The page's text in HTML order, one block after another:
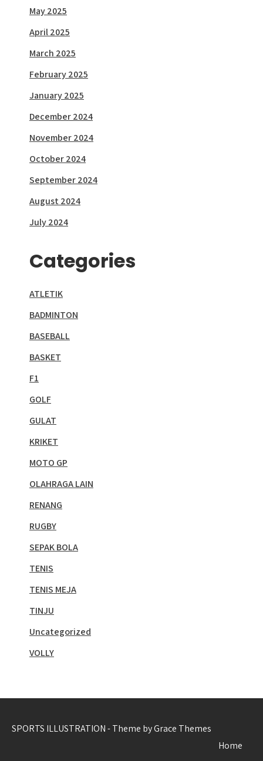
May 2025
April 2025
March 2025
February 2025
January 2025
December 2024
November 2024
October 2024
September 2024
August 2024
July 2024
Categories
ATLETIK
BADMINTON
BASEBALL
BASKET
F1
GOLF
GULAT
KRIKET
MOTO GP
OLAHRAGA LAIN
RENANG
RUGBY
SEPAK BOLA
TENIS
TENIS MEJA
TINJU
Uncategorized
VOLLY
SPORTS ILLUSTRATION - Theme by Grace Themes
Home